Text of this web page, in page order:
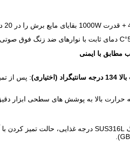
مطابق با ایمنی
بالا به پوشش های سطحی ابزار دقیق